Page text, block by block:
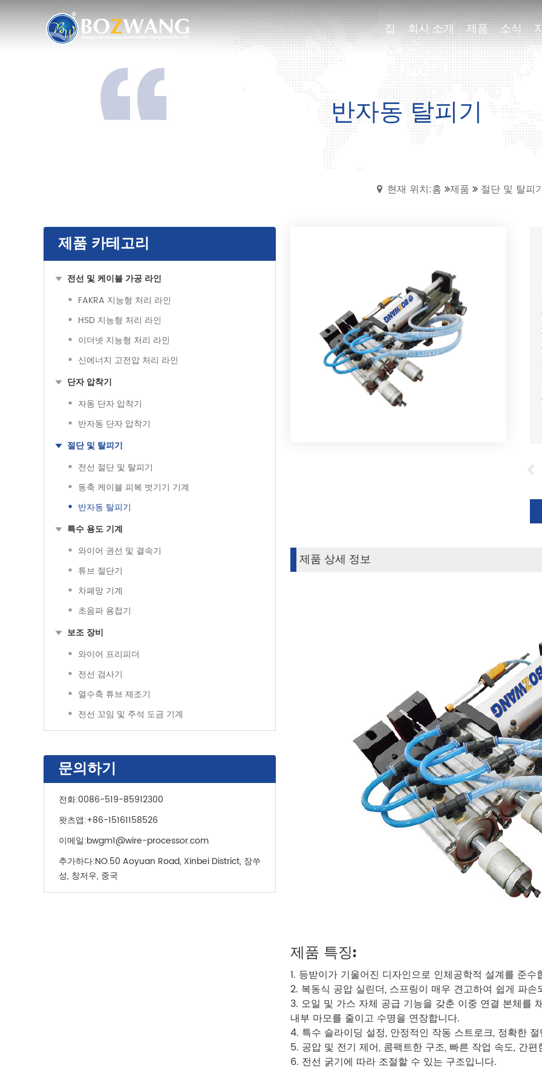
집 회사 소개 제품 소식
집 회사 소개 제품 소식
반자동 탈피기
현재 위치:홈 제품 절단 및 탈피
제품 카테고리
전선 및 케이블 가공 라인
FAKRA 지능형 처리 라인
HSD 지능형 처리 라인
이더넷 지능형 처리 라인
신에너지 고전압 처리 라인
단자 압착기
자동 단자 압착기
반자동 단자 압착기
절단 및 탈피기
전선 절단 및 탈피기
동축 케이블 피복 벗기기 기계
반자동 탈피기
특수 용도 기계
와이어 권선 및 결속기
튜브 절단기
차폐망 기계
초음파 용접기
보조 장비
와이어 프리피더
전선 검사기
열수축 튜브 제조기
전선 꼬임 및 주석 도금 기계
문의하기
전화:0086-519-85912300
왓츠앱:+86-15161158526
이메일:bwgm1@wire-processor.com
추가하다:NO.50 Aoyuan Road, Xinbei District, 장쑤
성, 창저우, 중국
제품 상세 정보
제품 특징:
1. 등받이가 기울어진 디자인으로 인체공학적 설계를 준수
2. 복동식 공압 실린더, 스프링이 매우 견고하여 쉽게 파손
3. 오일 및 가스 자체 공급 기능을 갖춘 이중 연결 본체를
내부 마모를 줄이고 수명을 연장합니다.
4. 특수 슬라이딩 설정, 안정적인 작동 스트로크, 정확한
5. 공압 및 전기 제어, 콤팩트한 구조, 빠른 작업 속도, 간편
6. 전선 굵기에 따라 조절할 수 있는 구조입니다.